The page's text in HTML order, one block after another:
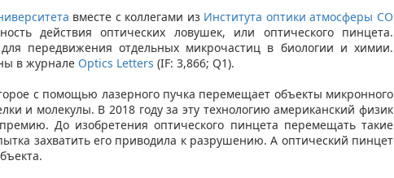
вместе с коллегами из Института оптики атмосферы СО
действия оптических ловушек, или оптического пинцета.
передвижения отдельных микрочастиц в биологии и химии.
в журнале Optics Letters (IF: 3,866; Q1).
с помощью лазерного пучка перемещает объекты микронного
и молекулы. В 2018 году за эту технологию американский физик
До изобретения оптического пинцета перемещать такие
захватить его приводила к разрушению. А оптический пинцет